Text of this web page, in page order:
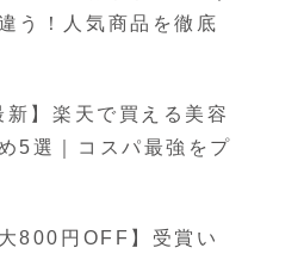
う！人気商品を徹底
新】楽天で買える美容
5選｜コスパ最強をプ
800円OFF】受賞い